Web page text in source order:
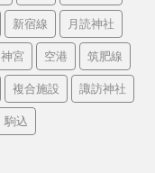
新宿線 月読神社
神宮 空港 筑肥線
複合施設 諏訪神社
駒込